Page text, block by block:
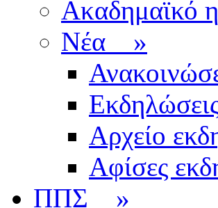
Ακαδημαϊκό
Νέα »
Αρχείο
Αφίσες
ΠΠΣ »